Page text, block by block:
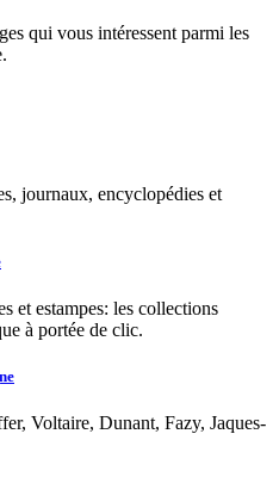
qui vous intéressent parmi les
journaux, encyclopédies et
et estampes: les collections
à portée de clic.
Voltaire, Dunant, Fazy, Jaques-